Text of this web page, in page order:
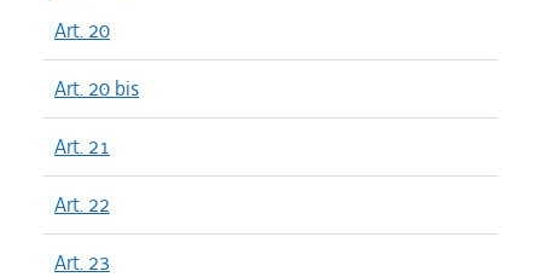
Art. 20
Art. 20 bis
Art. 21
Art. 22
Art. 23